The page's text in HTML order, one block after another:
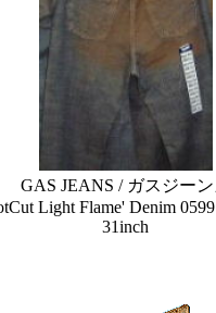
GAS JEANS / ガスジー
Light Flame' Denim
31inch